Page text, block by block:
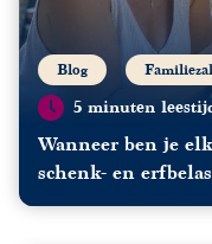
Blog
5 minuten
Wanneer ben je
schenk- en